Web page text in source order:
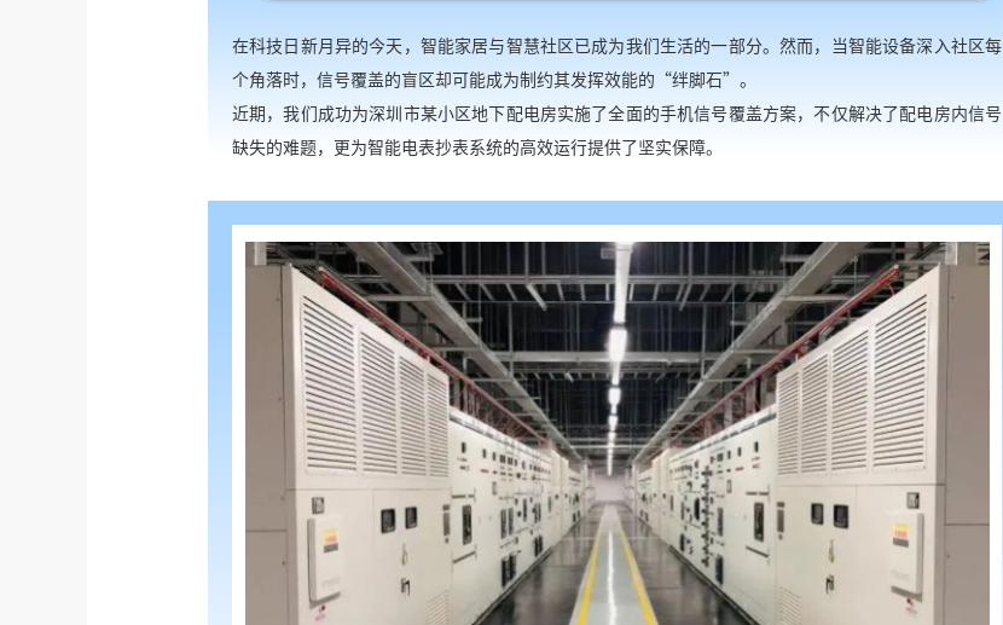
在科技日新月异的今天，智能家居与智慧社区已成为我们生活的一部分。然而，当智能设备深入社区每
个角落时，信号覆盖的盲区却可能成为制约其发挥效能的“绊脚石”。
近期，我们成功为深圳市某小区地下配电房实施了全面的手机信号覆盖方案，不仅解决了配电房内信号
缺失的难题，更为智能电表抄表系统的高效运行提供了坚实保障。